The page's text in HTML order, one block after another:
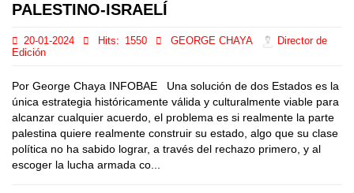
PALESTINO-ISRAELÍ
20-01-2024 Hits: 1550 GEORGE CHAYA
Director de
Edición
Por George Chaya INFOBAE Una solución de dos Estados es la
única estrategia históricamente válida y culturalmente viable para
alcanzar cualquier acuerdo, el problema es si realmente la parte
palestina quiere realmente construir su estado, algo que su clase
política no ha sabido lograr, a través del rechazo primero, y al
escoger la lucha armada co...